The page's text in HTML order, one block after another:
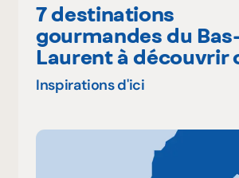
7 destinations
gourmandes du
Laurent à découvrir
Inspirations d'ici